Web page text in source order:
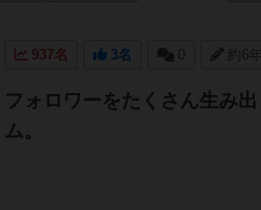
937名 3名 0 約6年
フォロワーをたくさん生み
ム。